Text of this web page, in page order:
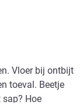
Vloer bij ontbijt
toeval. Beetje
sap? Hoe